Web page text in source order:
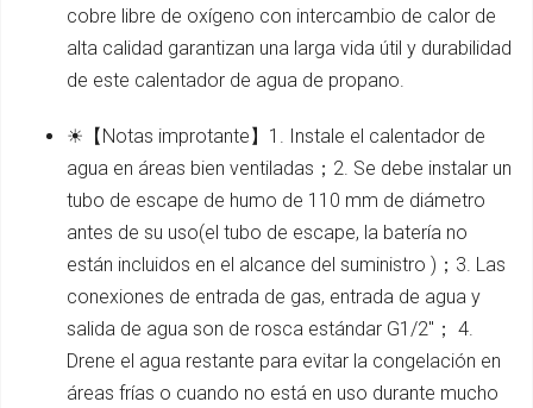
cobre libre de oxígeno con intercambio de calor de
alta calidad garantizan una larga vida útil y durabilidad
de este calentador de agua de propano.
☀【Notas improtante】1. Instale el calentador de
agua en áreas bien ventiladas；2. Se debe instalar un
tubo de escape de humo de 110 mm de diámetro
antes de su uso(el tubo de escape, la batería no
están incluidos en el alcance del suministro )；3. Las
conexiones de entrada de gas, entrada de agua y
salida de agua son de rosca estándar G1/2''； 4.
Drene el agua restante para evitar la congelación en
áreas frías o cuando no está en uso durante mucho